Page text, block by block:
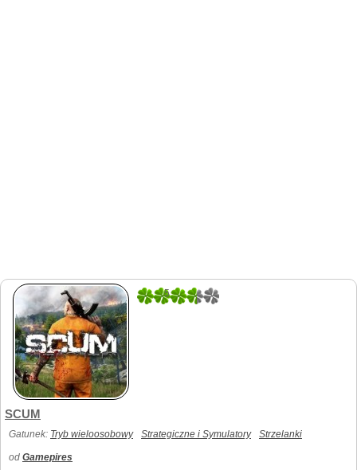
5
SCUM
Gatunek: Tryb wieloosobowy Strategiczne i Symulatory Strzelanki
od Gamepires